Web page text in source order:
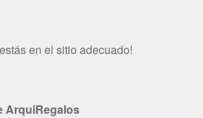
en el sitio adecuado!
ArquiRegalos